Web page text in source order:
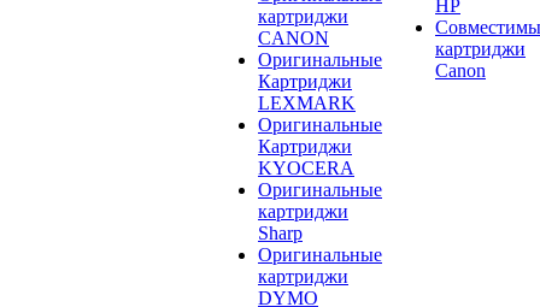
картриджи
CANON
Оригинальные
Картриджи
LEXMARK
Оригинальные
Картриджи
KYOCERA
Оригинальные
картриджи
Sharp
Оригинальные
картриджи
DYMO
HP
картриджи
Canon